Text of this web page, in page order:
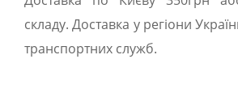
складу. Доставка у регіони
транспортних служб.